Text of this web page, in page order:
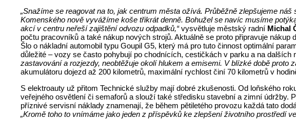
„Snažíme se reagovat na to, jak centrum města ožívá. Průběžně zlepšujeme
Komenského nově vyvážíme koše třikrát denně. Bohužel se navíc musíme
akcí v centru neřeší zajištění odvozu odpadků,“vysvětluje městský radní Michal
počtu pracovníků a také nákup nových strojů. Aktuálně se proto připravuje
Šlo o nákladní automobil typu Goupil G5, který má pro tuto činnost optimální
důležité – vozy se často pohybují po chodnících, cestičkách v parku a na
zastavování a rozjezdy, neobtěžuje okolí hlukem a emisemi. V blízké době proto
akumulátoru dojezd až 200 kilometrů, maximální rychlost činí 70 kilometrů v
S elektroauty už přitom Technické služby mají dobré zkušenosti. Od loňského
veřejného osvětlení či semaforů a slouží také středisku stavební a zimní údržby.
příznivé servisní náklady znamenají, že během pětiletého provozu každá tato
„Kromě toho to vnímáme jako jeden z příspěvků ke zlepšení životního prostředí